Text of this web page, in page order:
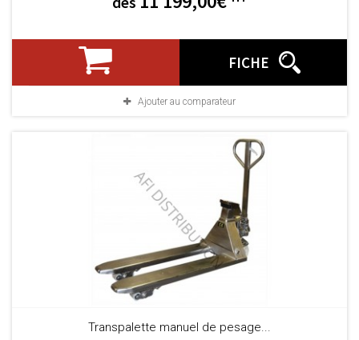
FICHE
Ajouter au comparateur
Transpalette manuel de pesage...